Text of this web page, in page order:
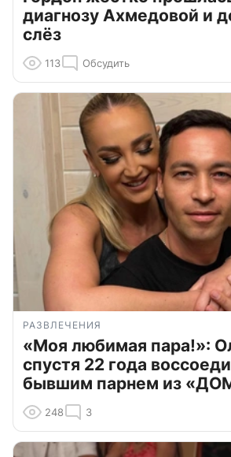
диагнозу Ахмедовой и
слёз
113 Обсудить
РАЗВЛЕЧЕНИЯ
«Моя любимая пара!»:
спустя 22 года
бывшим парнем из
248 3